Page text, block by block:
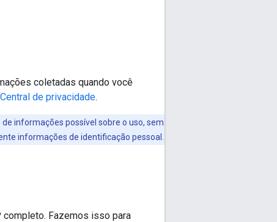
coletadas quando você
Central de privacidade.
informações possível sobre o uso, sem
informações de identificação pessoal.
Fazemos isso para